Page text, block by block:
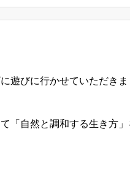
遊びに行かせていただきま
「自然と調和する生き方